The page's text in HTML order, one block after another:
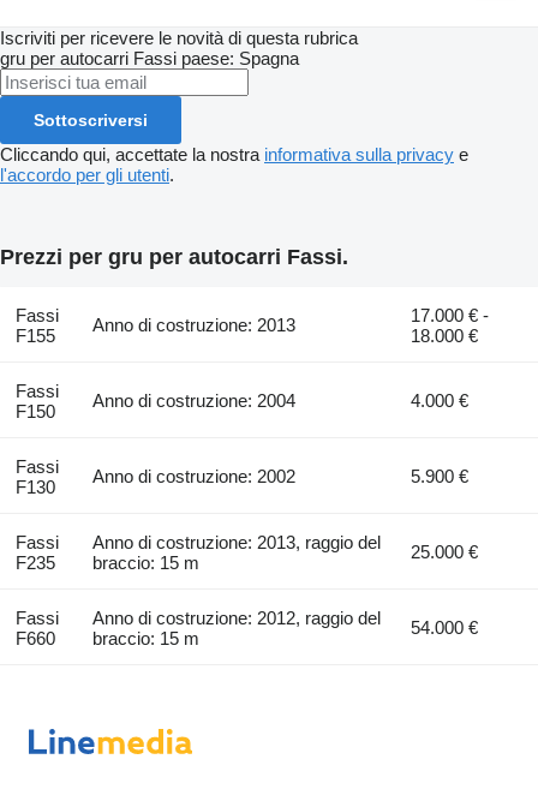
Iscriviti per ricevere le novità di questa rubrica
gru per autocarri Fassi paese: Spagna
Sottoscriversi
Cliccando qui, accettate la nostra informativa sulla privacy e
l'accordo per gli utenti.
Prezzi per gru per autocarri Fassi.
Fassi
F155
Anno di costruzione: 2013
17.000 € -
18.000 €
Fassi
F150
Anno di costruzione: 2004 4.000 €
Fassi
F130
Anno di costruzione: 2002 5.900 €
Fassi
F235
Anno di costruzione: 2013, raggio del
braccio: 15 m
25.000 €
Fassi
F660
Anno di costruzione: 2012, raggio del
braccio: 15 m
54.000 €